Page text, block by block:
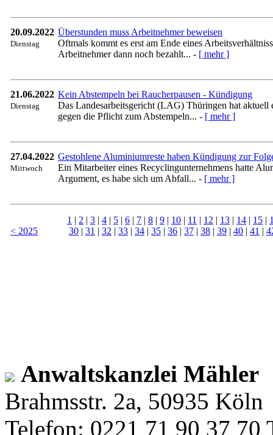
20.09.2022
Dienstag
Überstunden muss Arbeitnehmer beweisen
Oftmals kommt es erst am Ende eines
Arbeitnehmer dann noch bezahlt... - [ mehr ]
21.06.2022
Dienstag
Kein Abstempeln bei Raucherpausen - Kündigung
Das Landesarbeitsgericht (LAG) Thüringen hat aktuell
gegen die Pflicht zum Abstempeln... - [ mehr ]
27.04.2022
Mittwoch
Gestohlene Aluminiumreste haben Kündigung zur
Ein Mitarbeiter eines Recyclingunternehmens hatte
Argument, es habe sich um Abfall... - [ mehr ]
< 2025
1 | 2 | 3 | 4 | 5 | 6 | 7 | 8 | 9 | 10 | 11 | 12 | 13 | 14 | 15 |
30 | 31 | 32 | 33 | 34 | 35 | 36 | 37 | 38 | 39 | 40 | 41 |
Anwaltskanzlei Mähler
Brahmsstr. 2a, 50935 Köln
Telefon: 0221 71 90 37 70